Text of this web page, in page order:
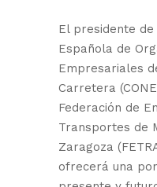
El presidente
Española de
Empresariales
Carretera
Federación de
Transportes de
Zaragoza
ofrecerá una